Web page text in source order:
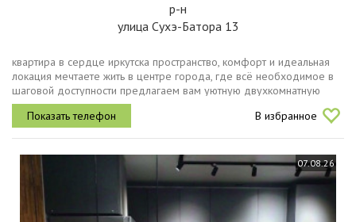
р-н
улица Сухэ-Батора 13
квартира в сердце иркутска пространство, комфорт и идеальная
локация мечтаете жить в центре города, где всё необходимое в
шаговой доступности предлагаем вам уютную двухкомнатную
квартиру на ул. сухэбатора, 13 в туристической зоне иркутска. это
не...
В избранное
07.08.26